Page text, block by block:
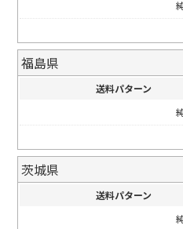
福島県
送料パターン
茨城県
送料パターン